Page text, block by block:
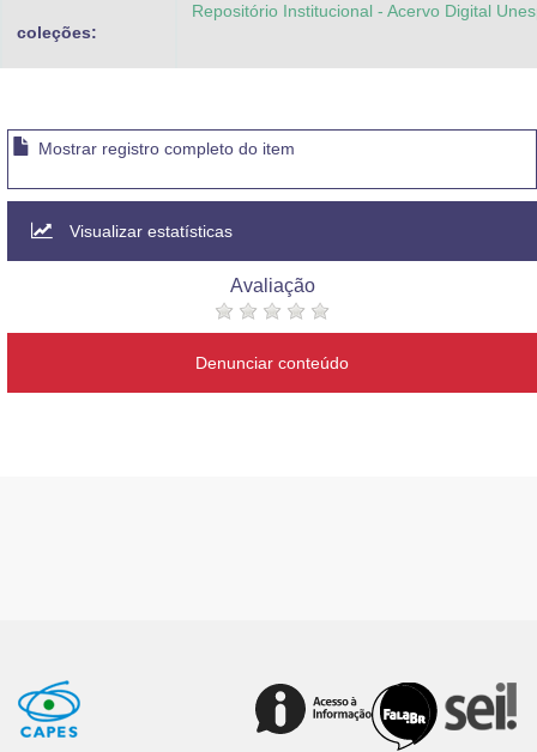
coleções:
Repositório Institucional - Acervo Digital
Mostrar registro completo do item
Visualizar estatísticas
Avaliação
Denunciar conteúdo